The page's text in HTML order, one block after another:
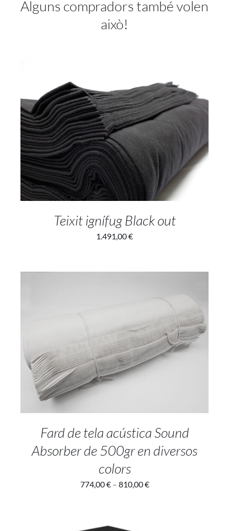
Alguns compradors també volen
això!
ADD TO CART / DETAILS
Teixit ignífug Black out
1.491,00€
SELECT OPTIONS / DETAILS
Fard de tela acústica Sound
Absorber de 500gr en diversos
colors
774,00€– 810,00€